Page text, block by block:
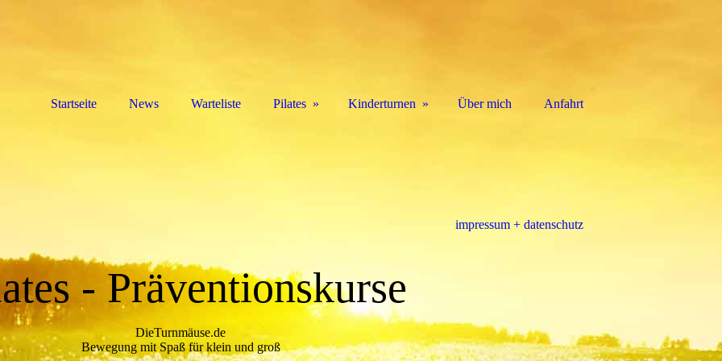
- Präventionskurse
DieTurnmäuse.de
Bewegung mit Spaß für klein und groß
Startseite News Warteliste Pilates Kinderturnen Über mich Anfahrt
impressum + datenschutz